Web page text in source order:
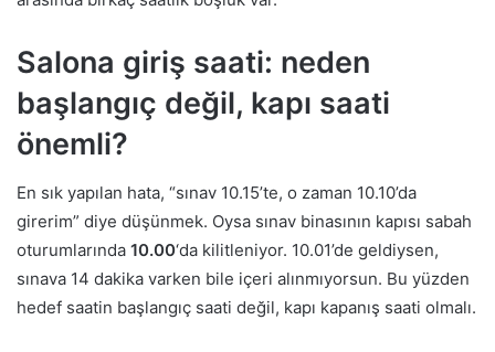
Salona giriş saati: neden
başlangıç değil, kapı saati
önemli?
En sık yapılan hata, “sınav 10.15’te, o zaman 10.10’da
girerim” diye düşünmek. Oysa sınav binasının kapısı sabah
oturumlarında 10.00‘da kilitleniyor. 10.01’de geldiysen,
sınava 14 dakika varken bile içeri alınmıyorsun. Bu yüzden
hedef saatin başlangıç saati değil, kapı kapanış saati olmalı.